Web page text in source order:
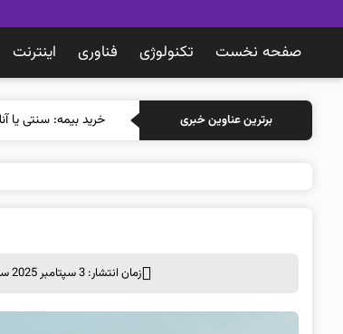
صفحه نخست تکنولوژی فناوری اينترنت
برترین عناوین خبری خرید بیمه: سنتی یا
زمان انتشار: 3 سپتامبر 2025 ساعت 13:08